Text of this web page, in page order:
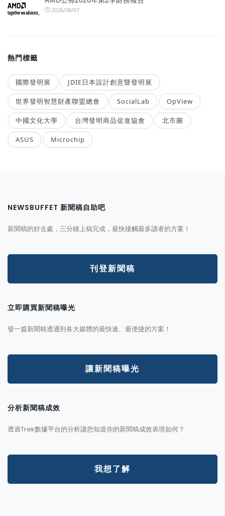
2026/08/07
熱門標籤
國際發明展 JDIE日本設計創意暨發明展
世界發明智慧財產聯盟總會 SocialLab OpView
中國文化大學 台灣發明商品促進協會 北市圖
ASUS Microchip
NEWSBUFFET 新聞稿自助吧
新聞稿的好去處，三分鐘上稿完成，最快接觸最多讀者的方案！
刊登新聞稿
立即購買新聞稿曝光
發一篇新聞稿透通到各大媒體的最快速、最便捷的方案！
讓新聞稿曝光
分析新聞稿成效
透過Trek數據平台的分析讓您知道你的新聞稿成效表現如何？
我想了解